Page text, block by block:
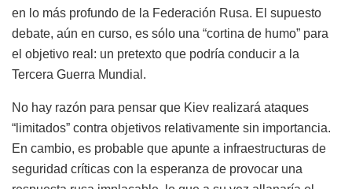
en lo más profundo de la Federación Rusa. El supuesto
debate, aún en curso, es sólo una “cortina de humo” para
el objetivo real: un pretexto que podría conducir a la
Tercera Guerra Mundial.
No hay razón para pensar que Kiev realizará ataques
“limitados” contra objetivos relativamente sin importancia.
En cambio, es probable que apunte a infraestructuras de
seguridad críticas con la esperanza de provocar una